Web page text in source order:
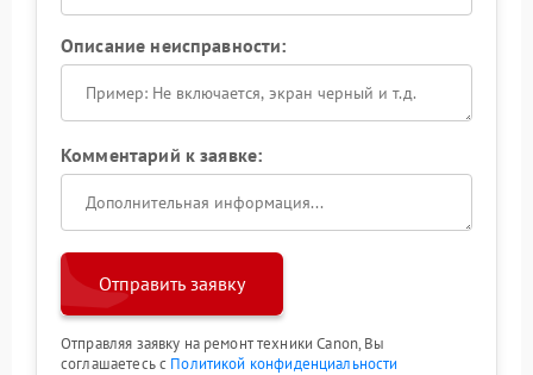
Описание неисправности:
Комментарий к заявке:
Отправить заявку
Отправляя заявку на ремонт техники Canon, Вы
соглашаетесь с Политикой конфиденциальности